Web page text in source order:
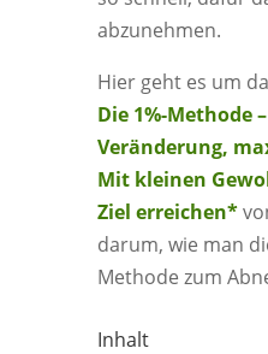
abzunehmen.
Hier geht es um
Die 1%-Methode
Veränderung,
Mit kleinen
Ziel erreichen*
darum, wie man
Methode zum
Inhalt